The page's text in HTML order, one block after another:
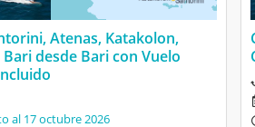
04/11/2023
Sinfonia
Venecia II
muy buena y el
Atenas, Katakolon,
desde Bari con Vuelo
al 17 octubre 2026